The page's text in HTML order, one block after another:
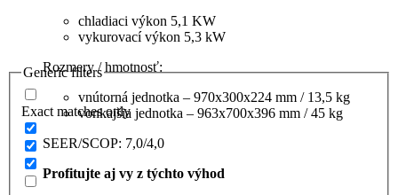
Generic filters
Exact matches only
chladiaci výkon 5,1 KW
vykurovací výkon 5,3 kW
Rozmery / hmotnosť:
vnútorná jednotka – 970x300x224 mm / 13,5 kg
vonkajšia jednotka – 963x700x396 mm / 45 kg
SEER/SCOP: 7,0/4,0
Profitujte aj vy z týchto výhod